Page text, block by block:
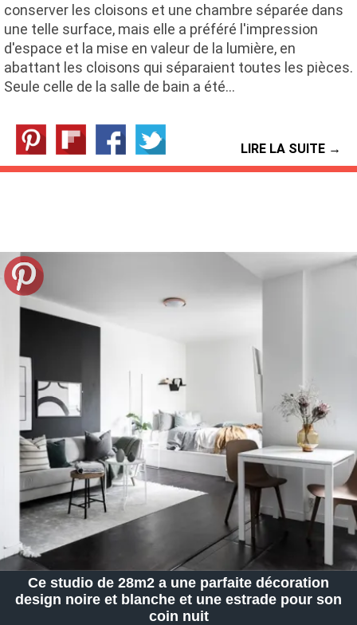
conserver les cloisons et une chambre séparée dans
une telle surface, mais elle a préféré l'impression
d'espace et la mise en valeur de la lumière, en
abattant les cloisons qui séparaient toutes les pièces.
Seule celle de la salle de bain a été…
LIRE LA SUITE →
Ce studio de 28m2 a une parfaite décoration
design noire et blanche et une estrade pour son
coin nuit